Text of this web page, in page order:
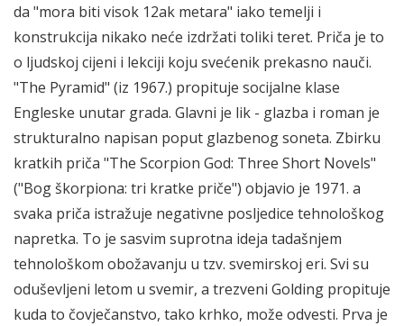
da "mora biti visok 12ak metara" iako temelji i
konstrukcija nikako neće izdržati toliki teret. Priča je to
o ljudskoj cijeni i lekciji koju svećenik prekasno nauči.
"The Pyramid" (iz 1967.) propituje socijalne klase
Engleske unutar grada. Glavni je lik - glazba i roman je
strukturalno napisan poput glazbenog soneta. Zbirku
kratkih priča "The Scorpion God: Three Short Novels"
("Bog škorpiona: tri kratke priče") objavio je 1971. a
svaka priča istražuje negativne posljedice tehnološkog
napretka. To je sasvim suprotna ideja tadašnjem
tehnološkom obožavanju u tzv. svemirskoj eri. Svi su
oduševljeni letom u svemir, a trezveni Golding propituje
kuda to čovječanstvo, tako krhko, može odvesti. Prva je